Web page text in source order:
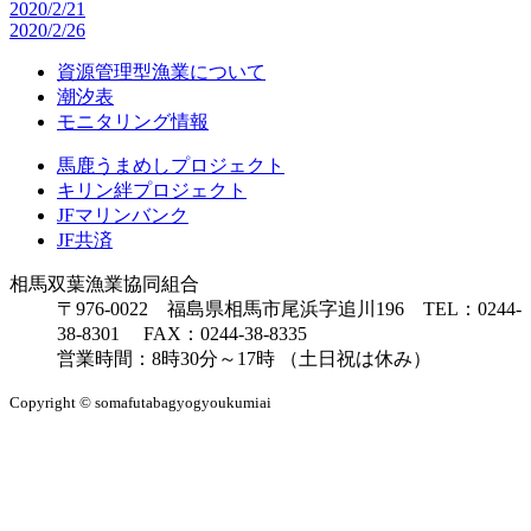
2020/2/21
2020/2/26
資源管理型漁業について
潮汐表
モニタリング情報
馬鹿うまめしプロジェクト
キリン絆プロジェクト
JFマリンバンク
JF共済
相馬双葉漁業協同組合
〒976-0022 福島県相馬市尾浜字追川196 TEL：0244-
38-8301 FAX：0244-38-8335
営業時間：8時30分～17時 （土日祝は休み）
Copyright © somafutabagyogyoukumiai